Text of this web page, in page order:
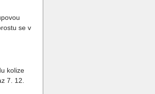
se v
kolize
7. 12.